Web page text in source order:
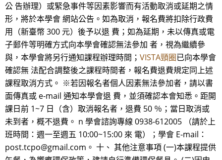
公 告辦理）或緊急事件等因素影響而有活動取消或延期之情
形，將於本學會 網站公告。如為取消，報名費將扣除行政費
用（新臺幣 300 元）後予以退 費；如為延期，未以傳真或電
子郵件等明確方式向本學會確認無法參加 者，視為繼續參
與，本學會將另行通知課程辦理時間； VISTA頸圈已向本學會
確認無 法配合調整後之課程時間者，報名費退費規定同上述
課程取消方式。 ※若因報名者個人因素無法參加者，請以書
面傳真或 e-mail 通知本學會退 費，並須確認本會知悉。距開
課日前 1~7 日（含）取消報名者，退費 50 ％；當日取消或
未到者，概不退費。 n 學會諮詢專線 0938-612005 （請於上
班時間：週一至週五 10:00~15:00 來 電）；學會 E-mail：
post.tcpo@gmail.com。 十、 其他注意事項 (一)本課程提供